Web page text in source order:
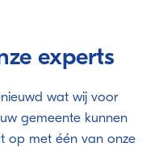
experts
wat wij voor
gemeente kunnen
op met één van onze